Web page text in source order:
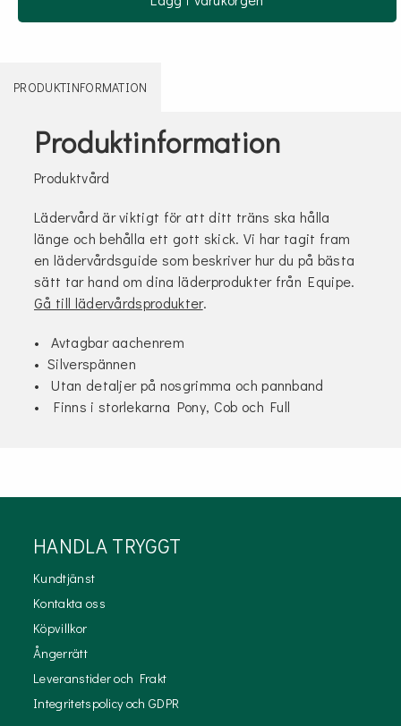
PRODUKTINFORMATION
Produktinformation
Produktvård
Lädervård är viktigt för att ditt träns ska hålla
länge och behålla ett gott skick. Vi har tagit fram
en lädervårdsguide som beskriver hur du på bästa
sätt tar hand om dina läderprodukter från Equipe.
Gå till lädervårdsprodukter.
• Avtagbar aachenrem
• Silverspännen
• Utan detaljer på nosgrimma och pannband
• Finns i storlekarna Pony, Cob och Full
HANDLA TRYGGT
Kundtjänst
Kontakta oss
Köpvillkor
Ångerrätt
Leveranstider och Frakt
Integritetspolicy och GDPR